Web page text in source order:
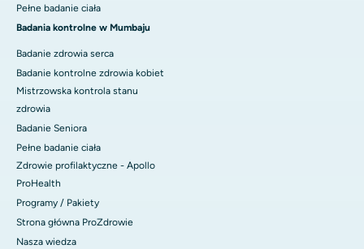
Pełne badanie ciała
Badania kontrolne w Mumbaju
Badanie zdrowia serca
Badanie kontrolne zdrowia kobiet
Mistrzowska kontrola stanu
zdrowia
Badanie Seniora
Pełne badanie ciała
Zdrowie profilaktyczne - Apollo
ProHealth
Programy / Pakiety
Strona główna ProZdrowie
Nasza wiedza